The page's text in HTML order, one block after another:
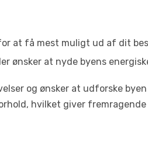
at få mest muligt ud af dit
ønsker at nyde byens
og ønsker at udforske
hvilket giver